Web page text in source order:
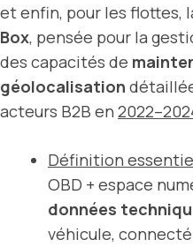
et enfin, pour les flottes,
Box, pensée pour la
des capacités de
géolocalisation
acteurs B2B en
Définition
OBD + espace
données
véhicule, connecté